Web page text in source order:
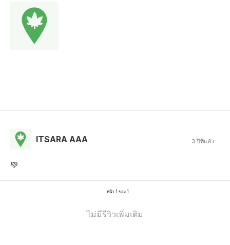
ITSARA AAA 3 ปีที่แล้ว
💚
หน้า 1 ของ 1
ไม่มีรีวิวเพิ่มเติม